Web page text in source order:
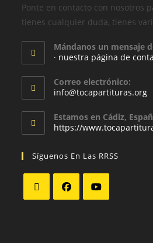
Ponte en contacto con nosotros
tienes cualquier duda, tienes
Mándanos un mensaje
· nuestra página de
Correo electrónico:
info@tocapartituras.org
Estamos en Cádiz,
https://
Síguenos En Las RRSS